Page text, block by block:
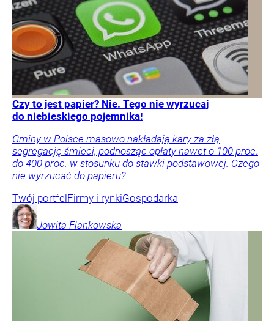
Czy to jest papier? Nie. Tego nie wyrzucaj
do niebieskiego pojemnika!
Gminy w Polsce masowo nakładają kary za złą
segregację śmieci, podnosząc opłaty nawet o 100 proc.
do 400 proc. w stosunku do stawki podstawowej. Czego
nie wyrzucać do papieru?
Twój portfel Firmy i rynkiGospodarka
Jowita Flankowska